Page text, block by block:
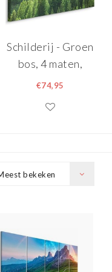
Schilderij - Groen
bos, 4 maten,
wanddecoratie
€74,95
bekeken